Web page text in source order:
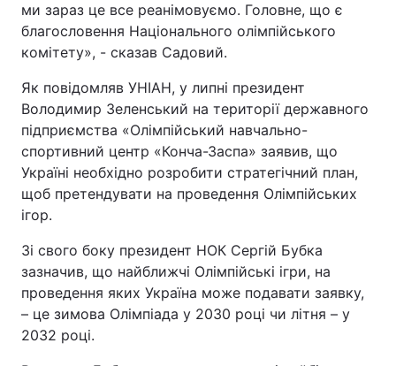
ми зараз це все реанімовуємо. Головне, що є
благословення Національного олімпійського
комітету», - сказав Садовий.
Як повідомляв УНІАН, у липні президент
Володимир Зеленський на території державного
підприємства «Олімпійський навчально-
спортивний центр «Конча-Заспа» заявив, що
Україні необхідно розробити стратегічний план,
щоб претендувати на проведення Олімпійських
ігор.
Зі свого боку президент НОК Сергій Бубка
зазначив, що найближчі Олімпійські ігри, на
проведення яких Україна може подавати заявку,
– це зимова Олімпіада у 2030 році чи літня – у
2032 році.